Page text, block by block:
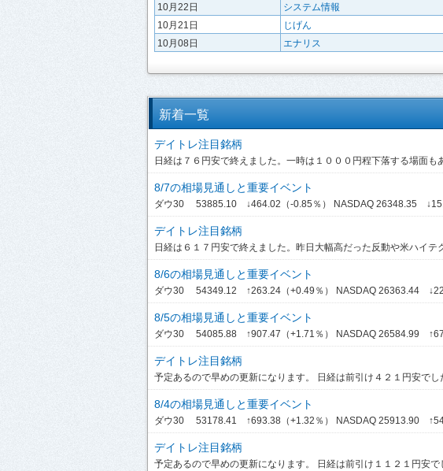
10月22日
システム情報
10月21日
じげん
10月08日
エナリス
新着一覧
デイトレ注目銘柄
日経は７６円安で終えました。一時は１０００円程下落する場面も
8/7の相場見通しと重要イベント
ダウ30 53885.10 ↓464.02（-0.85％） NASDAQ 26348.35
デイトレ注目銘柄
日経は６１７円安で終えました。昨日大幅高だった反動や米ハイテ
8/6の相場見通しと重要イベント
ダウ30 54349.12 ↑263.24（+0.49％） NASDAQ 26363.44
8/5の相場見通しと重要イベント
ダウ30 54085.88 ↑907.47（+1.71％） NASDAQ 26584.99
デイトレ注目銘柄
予定あるので早めの更新になります。 日経は前引け４２１円安でし
8/4の相場見通しと重要イベント
ダウ30 53178.41 ↑693.38（+1.32％） NASDAQ 25913.90
デイトレ注目銘柄
予定あるので早めの更新になります。 日経は前引け１１２１円安で